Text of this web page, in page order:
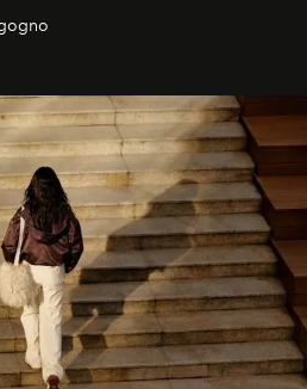
de susciter une ferveur intacte.